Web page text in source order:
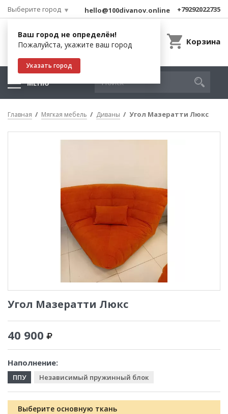
Выберите город
Ваш город не определён!
Пожалуйста, укажите ваш город
Указать город
hello@100divanov.online +79292022735
Корзина
МЕНЮ
Главная Мягкая мебель Диваны Угол Мазератти Люкс
Угол Мазератти Люкс
40 900
Наполнение:
ППУ Независимый пружинный блок
Выберите основную ткань